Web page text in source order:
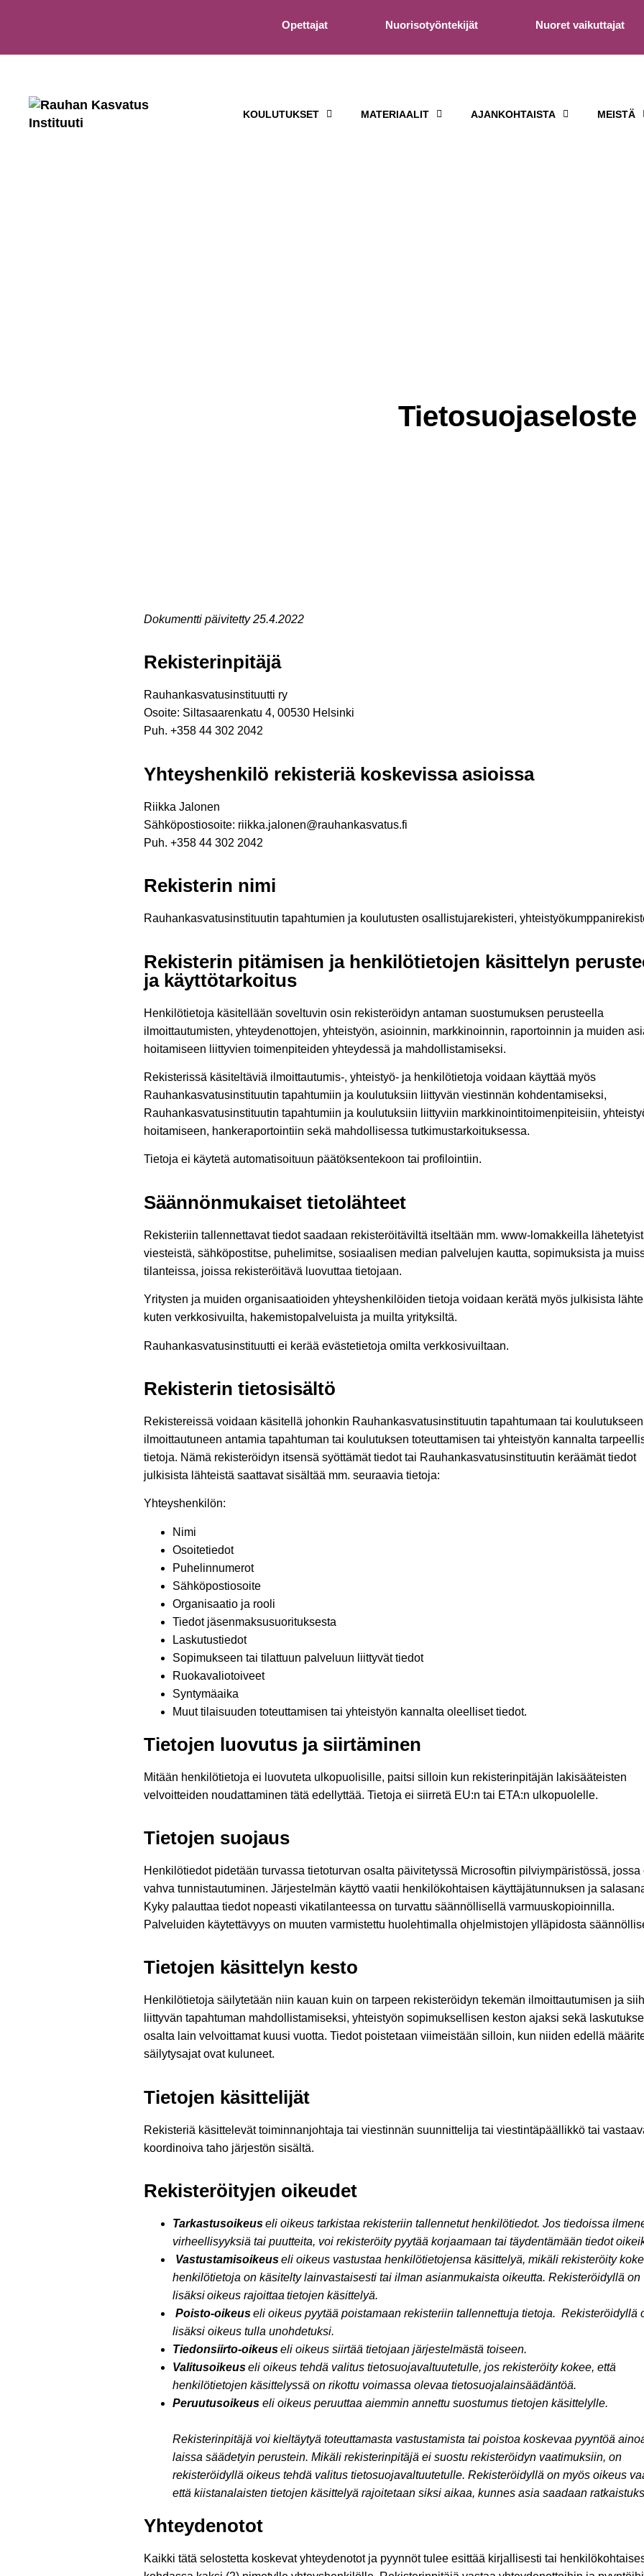
Opettajat Nuorisotyöntekijät Nuoret vaikuttajat
KOULUTUKSET MATERIAALIT AJANKOHTAISTA MEISTÄ
Tietosuojaseloste
Dokumentti päivitetty 25.4.2022
Rekisterinpitäjä
Rauhankasvatusinstituutti ry
Osoite: Siltasaarenkatu 4, 00530 Helsinki
Puh. +358 44 302 2042
Yhteyshenkilö rekisteriä koskevissa asioissa
Riikka Jalonen
Sähköpostiosoite: riikka.jalonen@rauhankasvatus.fi
Puh. +358 44 302 2042
Rekisterin nimi
Rauhankasvatusinstituutin tapahtumien ja koulutusten osallistujarekisteri,
Rekisterin pitämisen ja henkilötietojen käsittelyn
ja käyttötarkoitus
Henkilötietoja käsitellään soveltuvin osin rekisteröidyn antaman suostumuksen perusteella
ilmoittautumisten, yhteydenottojen, yhteistyön, asioinnin, markkinoinnin, raportoinnin ja muiden
hoitamiseen liittyvien toimenpiteiden yhteydessä ja mahdollistamiseksi.
Rekisterissä käsiteltäviä ilmoittautumis-, yhteistyö- ja henkilötietoja voidaan käyttää myös
Rauhankasvatusinstituutin tapahtumiin ja koulutuksiin liittyvän viestinnän kohdentamiseksi,
Rauhankasvatusinstituutin tapahtumiin ja koulutuksiin liittyviin markkinointitoimenpiteisiin,
hoitamiseen, hankeraportointiin sekä mahdollisessa tutkimustarkoituksessa.
Tietoja ei käytetä automatisoituun päätöksentekoon tai profilointiin.
Säännönmukaiset tietolähteet
Rekisteriin tallennettavat tiedot saadaan rekisteröitäviltä itseltään mm. www-lomakkeilla
viesteistä, sähköpostitse, puhelimitse, sosiaalisen median palvelujen kautta, sopimuksista ja
tilanteissa, joissa rekisteröitävä luovuttaa tietojaan.
Yritysten ja muiden organisaatioiden yhteyshenkilöiden tietoja voidaan kerätä myös julkisista
kuten verkkosivuilta, hakemistopalveluista ja muilta yrityksiltä.
Rauhankasvatusinstituutti ei kerää evästetietoja omilta verkkosivuiltaan.
Rekisterin tietosisältö
Rekistereissä voidaan käsitellä johonkin Rauhankasvatusinstituutin tapahtumaan tai koulutukseen
ilmoittautuneen antamia tapahtuman tai koulutuksen toteuttamisen tai yhteistyön kannalta
tietoja. Nämä rekisteröidyn itsensä syöttämät tiedot tai Rauhankasvatusinstituutin keräämät tiedot
julkisista lähteistä saattavat sisältää mm. seuraavia tietoja:
Yhteyshenkilön:
Nimi
Osoitetiedot
Puhelinnumerot
Sähköpostiosoite
Organisaatio ja rooli
Tiedot jäsenmaksusuorituksesta
Laskutustiedot
Sopimukseen tai tilattuun palveluun liittyvät tiedot
Ruokavaliotoiveet
Syntymäaika
Muut tilaisuuden toteuttamisen tai yhteistyön kannalta oleelliset tiedot.
Tietojen luovutus ja siirtäminen
Mitään henkilötietoja ei luovuteta ulkopuolisille, paitsi silloin kun rekisterinpitäjän lakisääteisten
velvoitteiden noudattaminen tätä edellyttää. Tietoja ei siirretä EU:n tai ETA:n ulkopuolelle.
Tietojen suojaus
Henkilötiedot pidetään turvassa tietoturvan osalta päivitetyssä Microsoftin pilviympäristössä, jossa
vahva tunnistautuminen. Järjestelmän käyttö vaatii henkilökohtaisen käyttäjätunnuksen ja
Kyky palauttaa tiedot nopeasti vikatilanteessa on turvattu säännöllisellä varmuuskopioinnilla.
Palveluiden käytettävyys on muuten varmistettu huolehtimalla ohjelmistojen ylläpidosta
Tietojen käsittelyn kesto
Henkilötietoja säilytetään niin kauan kuin on tarpeen rekisteröidyn tekemän ilmoittautumisen ja
liittyvän tapahtuman mahdollistamiseksi, yhteistyön sopimuksellisen keston ajaksi sekä
osalta lain velvoittamat kuusi vuotta. Tiedot poistetaan viimeistään silloin, kun niiden edellä
säilytysajat ovat kuluneet.
Tietojen käsittelijät
Rekisteriä käsittelevät toiminnanjohtaja tai viestinnän suunnittelija tai viestintäpäällikkö tai
koordinoiva taho järjestön sisältä.
Rekisteröityjen oikeudet
Tarkastusoikeuseli oikeus tarkistaa rekisteriin tallennetut henkilötiedot. Jos tiedoissa
virheellisyyksiä tai puutteita, voi rekisteröity pyytää korjaamaan tai täydentämään tiedot
Vastustamisoikeuseli oikeus vastustaa henkilötietojensa käsittelyä, mikäli rekisteröity
henkilötietoja on käsitelty lainvastaisesti tai ilman asianmukaista oikeutta. Rekisteröidyllä on
lisäksi oikeus rajoittaa tietojen käsittelyä.
Poisto-oikeuseli oikeus pyytää poistamaan rekisteriin tallennettuja tietoja. Rekisteröidyllä
lisäksi oikeus tulla unohdetuksi.
Tiedonsiirto-oikeuseli oikeus siirtää tietojaan järjestelmästä toiseen.
Valitusoikeuseli oikeus tehdä valitus tietosuojavaltuutetulle, jos rekisteröity kokee, että
henkilötietojen käsittelyssä on rikottu voimassa olevaa tietosuojalainsäädäntöä.
Peruutusoikeuseli oikeus peruuttaa aiemmin annettu suostumus tietojen käsittelylle.
Rekisterinpitäjä voi kieltäytyä toteuttamasta vastustamista tai poistoa koskevaa pyyntöä
laissa säädetyin perustein. Mikäli rekisterinpitäjä ei suostu rekisteröidyn vaatimuksiin, on
rekisteröidyllä oikeus tehdä valitus tietosuojavaltuutetulle. Rekisteröidyllä on myös oikeus
että kiistanalaisten tietojen käsittelyä rajoitetaan siksi aikaa, kunnes asia saadaan
Yhteydenotot
Kaikki tätä selostetta koskevat yhteydenotot ja pyynnöt tulee esittää kirjallisesti tai